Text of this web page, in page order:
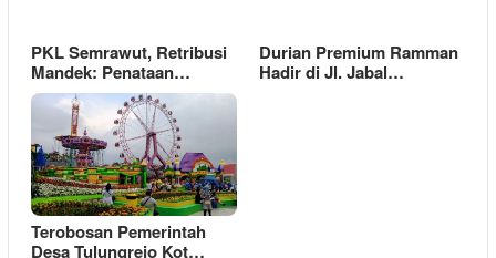
PKL Semrawut, Retribusi
Mandek: Penataan…
Durian Premium Ramman
Hadir di Jl. Jabal…
Terobosan Pemerintah
Desa Tulungrejo Kot…